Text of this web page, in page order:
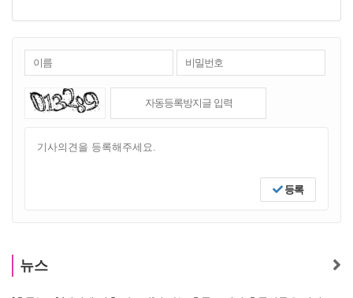
등록
뉴스